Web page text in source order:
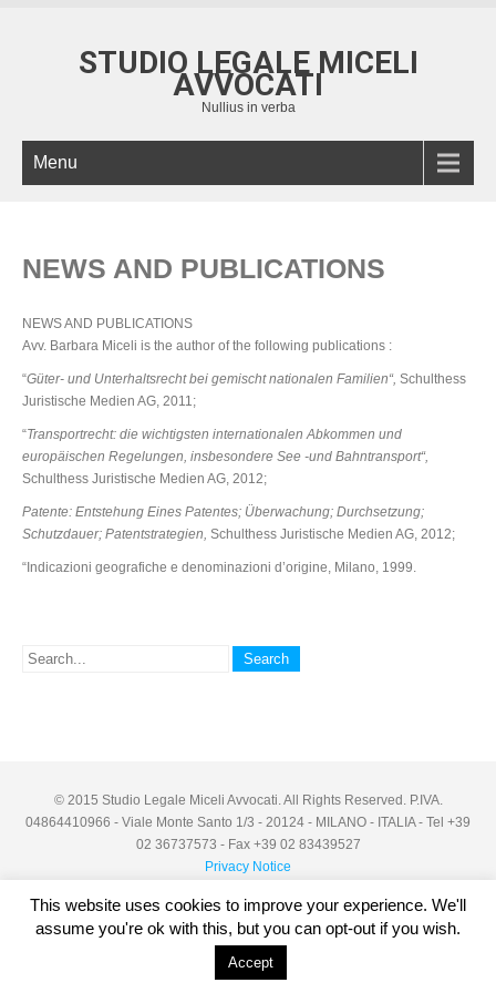
STUDIO LEGALE MICELI
AVVOCATI
Nullius in verba
Menu
NEWS AND PUBLICATIONS
NEWS AND PUBLICATIONS
Avv. Barbara Miceli is the author of the following publications :
“Güter- und Unterhaltsrecht bei gemischt nationalen Familien“, Schulthess
Juristische Medien AG, 2011;
“Transportrecht: die wichtigsten internationalen Abkommen und
europäischen Regelungen, insbesondere See -und Bahntransport“,
Schulthess Juristische Medien AG, 2012;
Patente: Entstehung Eines Patentes; Überwachung; Durchsetzung;
Schutzdauer; Patentstrategien, Schulthess Juristische Medien AG, 2012;
“Indicazioni geografiche e denominazioni d’origine, Milano, 1999.
© 2015 Studio Legale Miceli Avvocati. All Rights Reserved. P.IVA.
04864410966 - Viale Monte Santo 1/3 - 20124 - MILANO - ITALIA - Tel +39
02 36737573 - Fax +39 02 83439527
Privacy Notice
This website uses cookies to improve your experience. We'll
assume you're ok with this, but you can opt-out if you wish.
Accept